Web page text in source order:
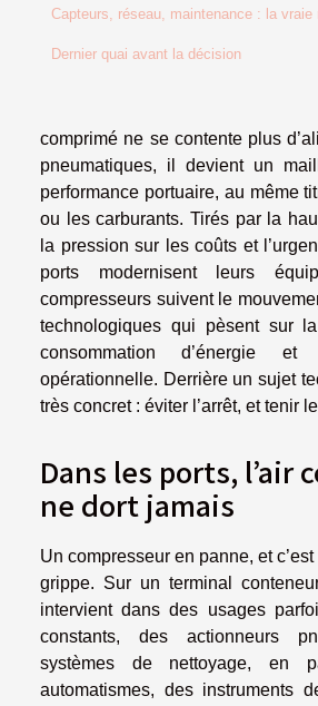
Capteurs, réseau, maintenance : la vraie
Dernier quai avant la décision
comprimé ne se contente plus
pneumatiques, il devient un
performance portuaire, au même
ou les carburants. Tirés par la
la pression sur les coûts et
ports modernisent leurs
compresseurs suivent le
technologiques qui pèsent sur
consommation d’énergie
opérationnelle. Derrière un sujet
très concret : éviter l’arrêt, et tenir
Dans les ports, l’air
ne dort jamais
Un compresseur en panne, et
grippe. Sur un terminal
intervient dans des usages
constants, des actionneurs
systèmes de nettoyage, en
automatismes, des instruments